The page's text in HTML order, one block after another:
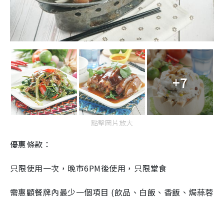
+7
點擊圖片放大
優惠條款：
只限使用一次，晚市6PM後使用，只限堂食
需惠顧餐牌內最少一個項目 (飲品、白飯、香飯、焗蒜蓉